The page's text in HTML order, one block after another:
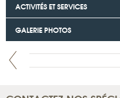
ACTIVITÉS ET SERVICES
GALERIE PHOTOS